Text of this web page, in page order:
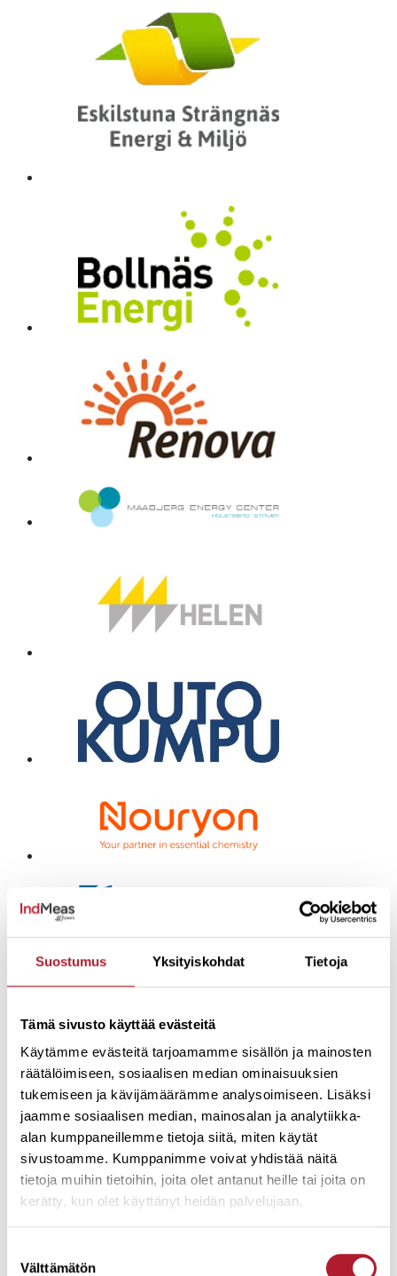
Suostumus Yksityiskohdat Tietoja
Tämä sivusto käyttää evästeitä
Käytämme evästeitä tarjoamamme sisällön ja mainosten
räätälöimiseen, sosiaalisen median ominaisuuksien
tukemiseen ja kävijämäärämme analysoimiseen. Lisäksi
jaamme sosiaalisen median, mainosalan ja analytiikka-
alan kumppaneillemme tietoja siitä, miten käytät
sivustoamme. Kumppanimme voivat yhdistää näitä
tietoja muihin tietoihin, joita olet antanut heille tai joita on
kerätty, kun olet käyttänyt heidän palvelujaan.
valinta
Välttämätön